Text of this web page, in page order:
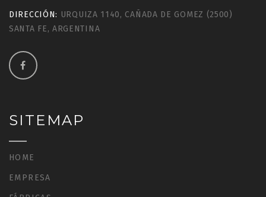
DIRECCIÓN: URQUIZA 1140, CAÑADA DE GOMEZ (2500)
SANTA FE, ARGENTINA
SITEMAP
HOME
EMPRESA